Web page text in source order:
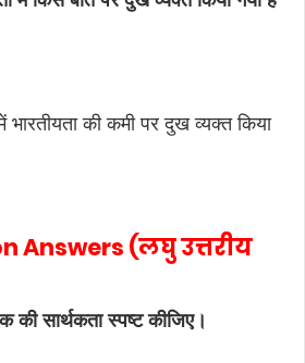
भारतीयता की कमी पर दुख व्यक्त किया
Answers (लघु उत्तरीय
की सार्थकता स्पष्ट कीजिए।